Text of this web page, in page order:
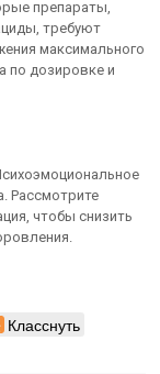
препараты,
требуют
максимального
по дозировке и
Рассмотрите
чтобы снизить
Класснуть